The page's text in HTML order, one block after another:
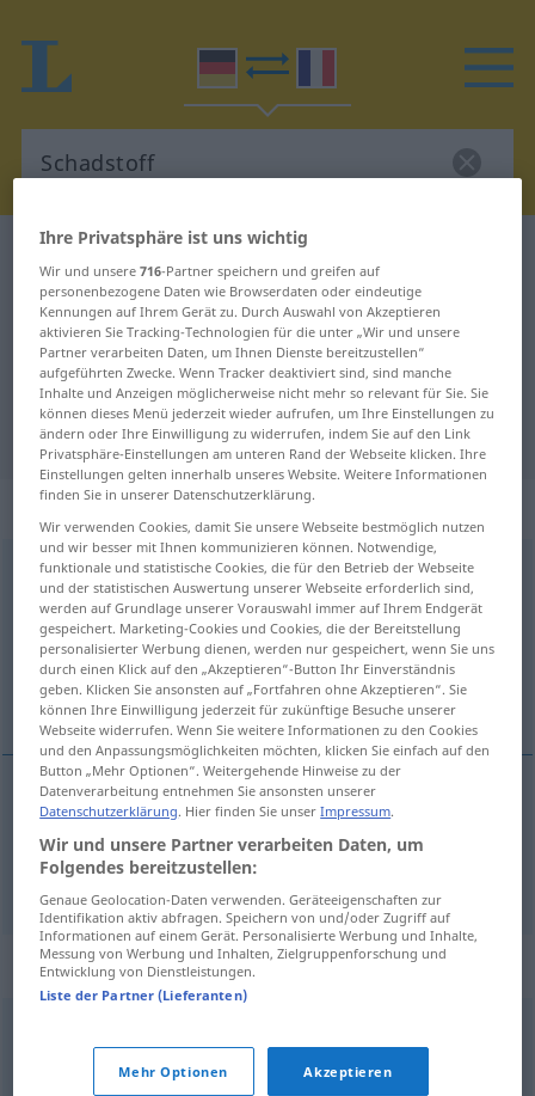
Deutsch-Französisch Wörterbuch
Deutsch-Französisch Übersetzung
für "Schadstoff"
"Schadstoff" Französisch
Übersetzung
„Schadstoff“: Maskulinum
Schadstoffm
Übersicht aller Übersetzungen
(Für mehr Details die Übersetzung anklicken/antippen)
polluant, toxique
polluantm Schadstoff
(substancef )toxiquem Schadstoff
Synonyme für "Schadstoff"
Umweltgift
Ihre Privatsphäre ist uns wichtig
Wir und unsere716-Partner speichern und greifen auf
personenbezogene Daten wie Browserdaten oder eindeutige
Kennungen auf Ihrem Gerät zu. Durch Auswahl von Akzeptieren
aktivieren Sie Tracking-Technologien für die unter „Wir und unsere
Partner verarbeiten Daten, um Ihnen Dienste bereitzustellen“
aufgeführten Zwecke. Wenn Tracker deaktiviert sind, sind manche
Inhalte und Anzeigen möglicherweise nicht mehr so relevant für Sie. Sie
können dieses Menü jederzeit wieder aufrufen, um Ihre Einstellungen zu
ändern oder Ihre Einwilligung zu widerrufen, indem Sie auf den Link
Privatsphäre-Einstellungen am unteren Rand der Webseite klicken. Ihre
Einstellungen gelten innerhalb unseres Website. Weitere Informationen
finden Sie in unserer Datenschutzerklärung.
Wir verwenden Cookies, damit Sie unsere Webseite bestmöglich nutzen
und wir besser mit Ihnen kommunizieren können. Notwendige,
funktionale und statistische Cookies, die für den Betrieb der Webseite
und der statistischen Auswertung unserer Webseite erforderlich sind,
werden auf Grundlage unserer Vorauswahl immer auf Ihrem Endgerät
gespeichert. Marketing-Cookies und Cookies, die der Bereitstellung
personalisierter Werbung dienen, werden nur gespeichert, wenn Sie uns
durch einen Klick auf den „Akzeptieren“-Button Ihr Einverständnis
geben. Klicken Sie ansonsten auf „Fortfahren ohne Akzeptieren“. Sie
können Ihre Einwilligung jederzeit für zukünftige Besuche unserer
Webseite widerrufen. Wenn Sie weitere Informationen zu den Cookies
und den Anpassungsmöglichkeiten möchten, klicken Sie einfach auf den
Button „Mehr Optionen“. Weitergehende Hinweise zu der
Datenverarbeitung entnehmen Sie ansonsten unserer
Datenschutzerklärung. Hier finden Sie unserImpressum.
Wir und unsere Partner verarbeiten Daten, um
Folgendes bereitzustellen:
Genaue Geolocation-Daten verwenden. Geräteeigenschaften zur
Identifikation aktiv abfragen. Speichern von und/oder Zugriff auf
Informationen auf einem Gerät. Personalisierte Werbung und Inhalte,
Messung von Werbung und Inhalten, Zielgruppenforschung und
Entwicklung von Dienstleistungen.
Liste der Partner (Lieferanten)
Mehr Optionen Akzeptieren